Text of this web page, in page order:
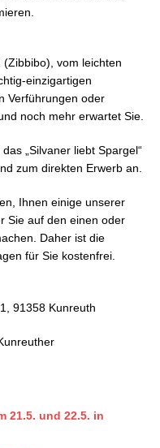
(Zibbibo), vom leichten
einzigartigen
Verführungen oder
noch mehr erwartet Sie.
„Silvaner liebt Spargel“
zum direkten Erwerb an.
Ihnen einige unserer
Sie auf den einen oder
Daher ist die
für Sie kostenfrei.
91358 Kunreuth
21.5. und 22.5. in